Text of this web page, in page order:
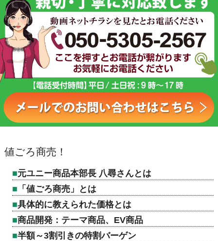
値ごろ商売！
元ユニー商品本部長 八尋さんとは
「値ごろ商売」とは
具体的に教えられた価格とは
商品開発：テーマ商品、EV商品
半額～3割引きの特割バーゲン